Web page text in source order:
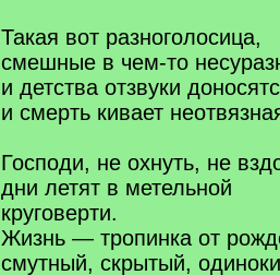
Такая вот разноголосица,
смешные в чем-то
и детства отзвуки
и смерть кивает
Господи, не охнуть, не
дни летят в метельной
круговерти.
Жизнь — тропинка от
смутный, скрытый,